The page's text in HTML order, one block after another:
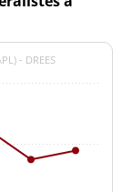
- DREES